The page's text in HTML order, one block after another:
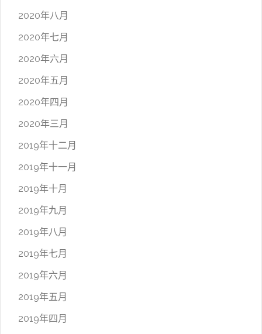
2020年八月
2020年七月
2020年六月
2020年五月
2020年四月
2020年三月
2019年十二月
2019年十一月
2019年十月
2019年九月
2019年八月
2019年七月
2019年六月
2019年五月
2019年四月